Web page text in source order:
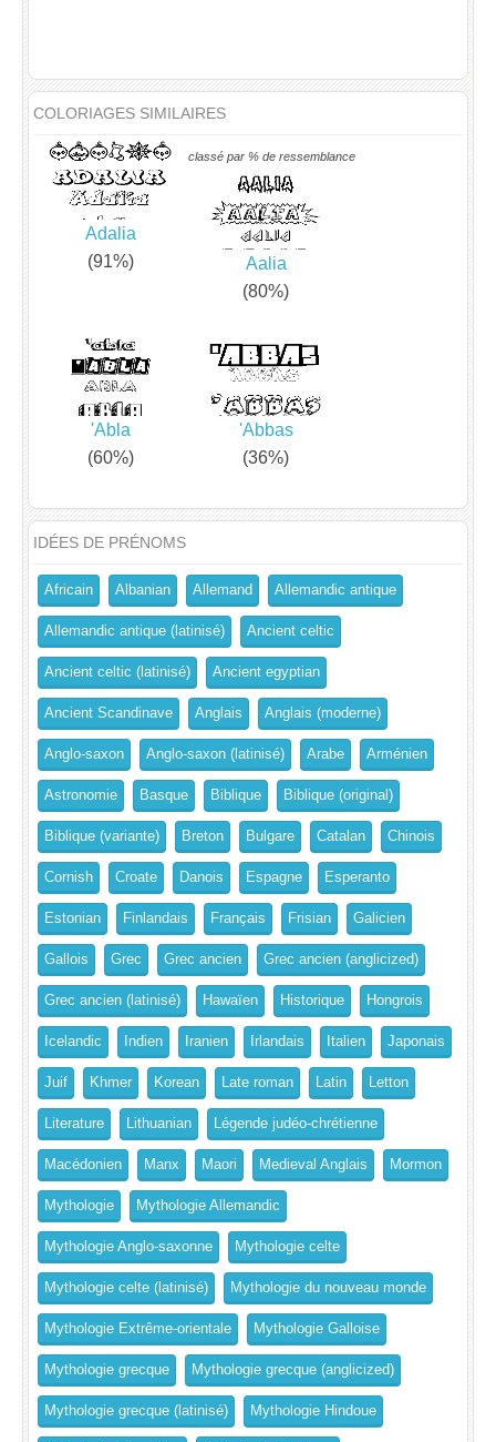
COLORIAGES SIMILAIRES
classé par % de ressemblance
Adalia
(91%)
Aalia
(80%)
'Abla
(60%)
'Abbas
(36%)
IDÉES DE PRÉNOMS
Africain Albanian Allemand Allemandic antique
Allemandic antique (latinisé) Ancient celtic
Ancient celtic (latinisé) Ancient egyptian
Ancient Scandinave Anglais Anglais (moderne)
Anglo-saxon Anglo-saxon (latinisé) Arabe Arménien
Astronomie Basque Biblique Biblique (original)
Biblique (variante) Breton Bulgare Catalan Chinois
Cornish Croate Danois Espagne Esperanto
Estonian Finlandais Français Frisian Galicien
Gallois Grec Grec ancien Grec ancien (anglicized)
Grec ancien (latinisé) Hawaïen Historique Hongrois
Icelandic Indien Iranien Irlandais Italien Japonais
Juif Khmer Korean Late roman Latin Letton
Literature Lithuanian Légende judéo-chrétienne
Macédonien Manx Maori Medieval Anglais Mormon
Mythologie Mythologie Allemandic
Mythologie Anglo-saxonne Mythologie celte
Mythologie celte (latinisé) Mythologie du nouveau monde
Mythologie Extrême-orientale Mythologie Galloise
Mythologie grecque Mythologie grecque (anglicized)
Mythologie grecque (latinisé) Mythologie Hindoue